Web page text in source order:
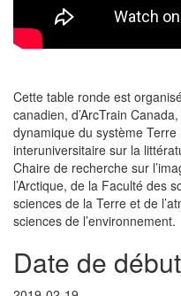
Cette table ronde est
canadien, d’ArcTrain
dynamique du système
interuniversitaire sur la
Chaire de recherche sur
l’Arctique, de la Faculté des
sciences de la Terre et de
sciences de l’environnement.
Date de début